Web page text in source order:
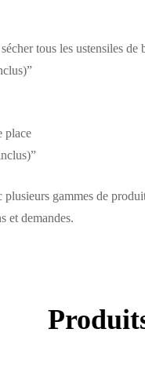
tous les ustensiles
place
gammes de
et demandes.